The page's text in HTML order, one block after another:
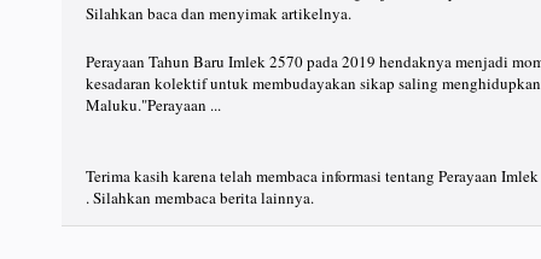
Silahkan baca dan menyimak artikelnya.
Perayaan Tahun Baru Imlek 2570 pada 2019 hendaknya menjadi
kesadaran kolektif untuk membudayakan sikap saling menghidupkan
Maluku."Perayaan ...
Terima kasih karena telah membaca informasi tentang Perayaan
. Silahkan membaca berita lainnya.